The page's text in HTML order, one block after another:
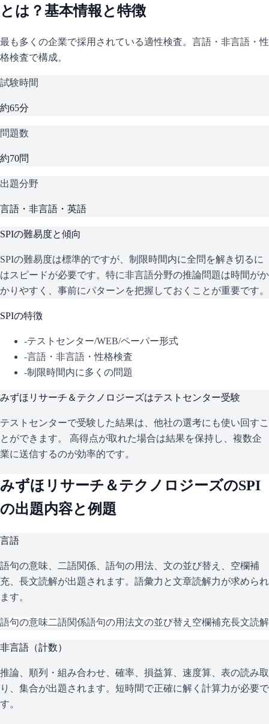
とは？基本情報と特徴
最も多くの企業で採用されている適性検査。言語・非言語・性
格検査で構成。
試験時間
約65分
問題数
約70問
出題分野
言語・非言語・英語
SPIの難易度と傾向
SPIの難易度は標準的ですが、制限時間内に全問を解き切るに
はスピードが必要です。特に非言語分野の推論問題は時間がか
かりやすく、事前にパターンを把握しておくことが重要です。
SPIの特徴
-テストセンター/WEB/ペーパー形式
-言語・非言語・性格検査
-制限時間内に多くの問題
みずほリサーチ＆テクノロジーズはテストセンター受験
テストセンターで受験した結果は、他社の選考にも使い回すこ
とができます。 高得点が取れた場合は結果を保持し、複数企
業に送信するのが効率的です。
みずほリサーチ＆テクノロジーズのSPI
の出題内容と例題
言語
語句の意味、二語関係、語句の用法、文の並び替え、空欄補
充、長文読解が出題されます。語彙力と文章読解力が求められ
ます。
語句の意味二語関係語句の用法文の並び替え 空欄補充長文読解
非言語（計数）
推論、順列・組み合わせ、確率、損益算、速度算、表の読み取
り、集合が出題されます。短時間で正確に解く計算力が必要で
す。